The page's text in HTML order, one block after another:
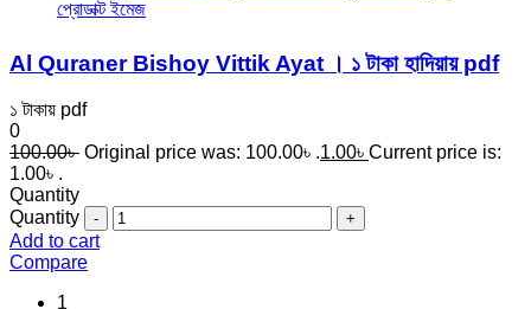
Al Quraner Bishoy Vittik Ayat । ১ টাকা হাদিয়ায় pdf
১ টাকায় pdf
0
100.00৳ Original price was: 100.00৳ .1.00৳ Current price is:
1.00৳ .
Quantity
Quantity
Add to cart
Compare
1